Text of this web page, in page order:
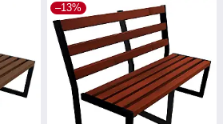
–13%